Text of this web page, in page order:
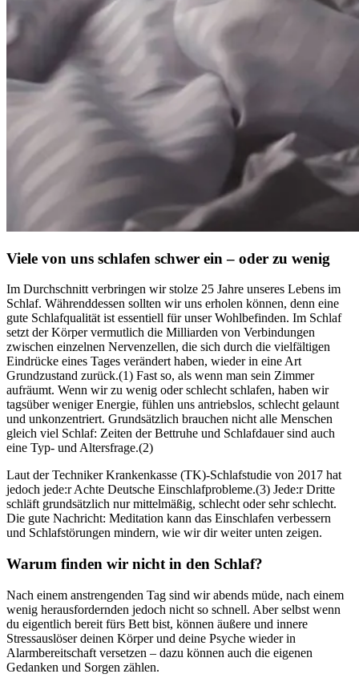
Viele von uns schlafen schwer ein – oder zu wenig
Im Durch­schnitt ver­brin­gen wir stolze 25 Jahre unse­res Lebens im
Schlaf. Währenddessen sollten wir uns erholen können, denn eine
gute Schlaf­qua­li­tät ist essen­ti­ell für unser Wohl­be­fin­den. Im Schlaf
setzt der Körper vermutlich die Milliarden von Verbindungen
zwischen einzelnen Nervenzellen, die sich durch die vielfältigen
Eindrücke eines Tages verändert haben, wieder in eine Art
Grundzustand zurück.(1) Fast so, als wenn man sein Zimmer
aufräumt. Wenn wir zu wenig oder schlecht schla­fen, haben wir
tags­über weniger Ener­gie, fühlen uns antriebs­los, schlecht gelaunt
und unkon­zen­triert. Grundsätzlich brauchen nicht alle Menschen
gleich viel Schlaf: Zeiten der Bettruhe und Schlafdauer sind auch
eine Typ- und Altersfrage.(2)
Laut der Techniker Krankenkasse (TK)-Schlaf­stu­die von 2017 hat
jedoch jede:r Achte Deutsche Einschlafprobleme.(3) Jede:r Dritte
schläft grundsätzlich nur mittelmäßig, schlecht oder sehr schlecht.
Die gute Nach­richt: Meditation kann das Einschlafen verbessern
und Schlafstörungen mindern, wie wir dir weiter unten zeigen.
Warum finden wir nicht in den Schlaf?
Nach einem anstrengenden Tag sind wir abends müde, nach einem
wenig herausfordernden jedoch nicht so schnell. Aber selbst wenn
du eigentlich bereit fürs Bett bist, können äußere und innere
Stressauslöser deinen Körper und deine Psyche wieder in
Alarmbereitschaft versetzen – dazu können auch die eigenen
Gedanken und Sorgen zählen.